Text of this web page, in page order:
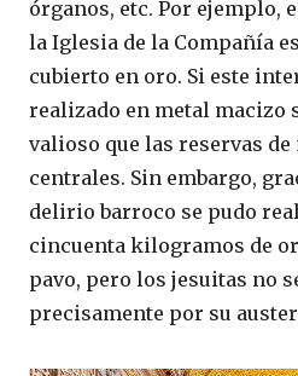
órganos, etc. Por ejemplo,
la Iglesia de la Compañía
cubierto en oro. Si este
realizado en metal macizo
valioso que las reservas de
centrales. Sin embargo,
delirio barroco se pudo
cincuenta kilogramos de
pavo, pero los jesuitas no
precisamente por su